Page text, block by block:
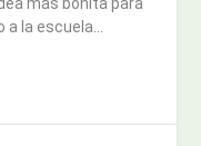
más bonita para
a la escuela...